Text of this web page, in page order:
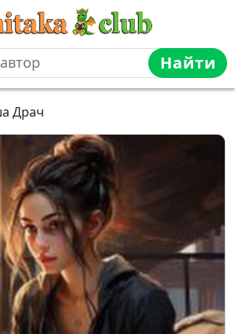
Найти
Драч